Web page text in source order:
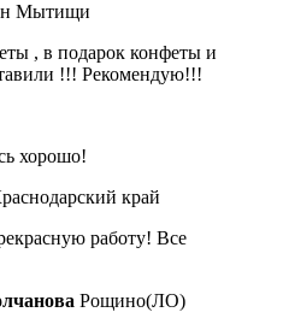
н Мытищи
, в подарок конфеты и
!!! Рекомендую!!!
хорошо!
край
работу! Все
Рощино(ЛО)